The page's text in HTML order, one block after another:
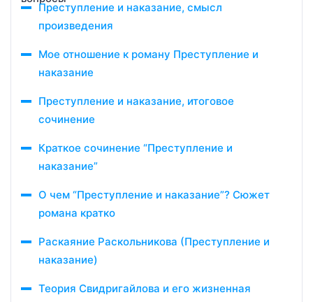
Преступление и наказание, смысл
произведения
Мое отношение к роману Преступление и
наказание
Преступление и наказание, итоговое
сочинение
Краткое сочинение “Преступление и
наказание”
О чем “Преступление и наказание”? Сюжет
романа кратко
Раскаяние Раскольникова (Преступление и
наказание)
Теория Свидригайлова и его жизненная